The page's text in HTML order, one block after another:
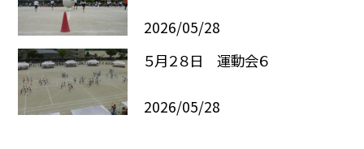
2026/05/28
５月２８日 運動会６
2026/05/28